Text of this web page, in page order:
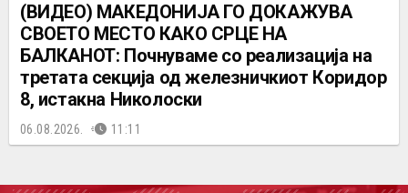
(ВИДЕО) МАКЕДОНИЈА ГО ДОКАЖУВА
СВОЕТО МЕСТО КАКО СРЦЕ НА
БАЛКАНОТ: Почнуваме со реализација на
третата секција од железничкиот Коридор
8, истакна Николоски
06.08.2026. 11:11